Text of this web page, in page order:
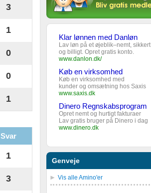
Klar lønnen med Danløn
Lav løn på et øjeblik–nemt, sikkert
og billigt. Opret gratis konto.
www.danlon.dk/
Køb en virksomhed
Køb en virksomhed med
kunder og omsætning hos Saxis
www.saxis.dk
Dinero Regnskabsprogram
Opret nemt og hurtigt fakturaer
Lav gratis bruger på Dinero i dag
www.dinero.dk
Genveje
Vis alle Amino'er
3
1
0
0
1
Svar
1
3